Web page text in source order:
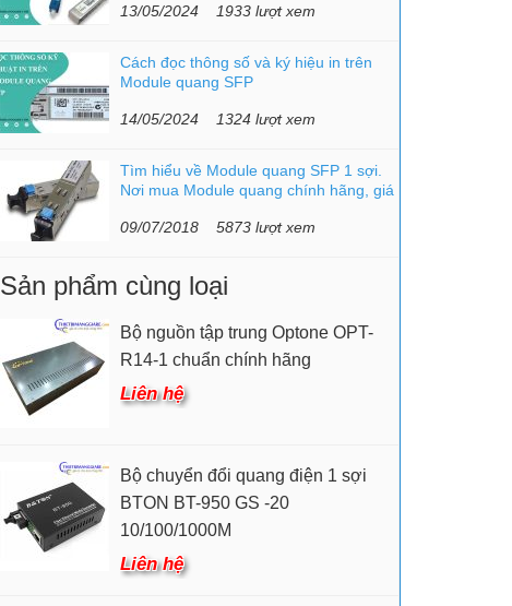
13/05/2024 1933 lượt xem
Cách đọc thông số và ký hiệu in trên
Module quang SFP
14/05/2024 1324 lượt xem
Tìm hiểu về Module quang SFP 1 sợi.
Nơi mua Module quang chính hãng, giá
09/07/2018
5873 lượt xem
Sản phẩm cùng loại
Bộ nguồn tập trung Optone OPT-
R14-1 chuẩn chính hãng
Liên hệ
Bộ chuyển đổi quang điện 1 sợi
BTON BT-950 GS -20
10/100/1000M
Liên hệ